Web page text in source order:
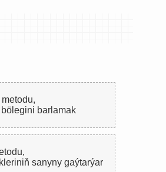
metodu,
barlamak
sanyny gaýtarýar